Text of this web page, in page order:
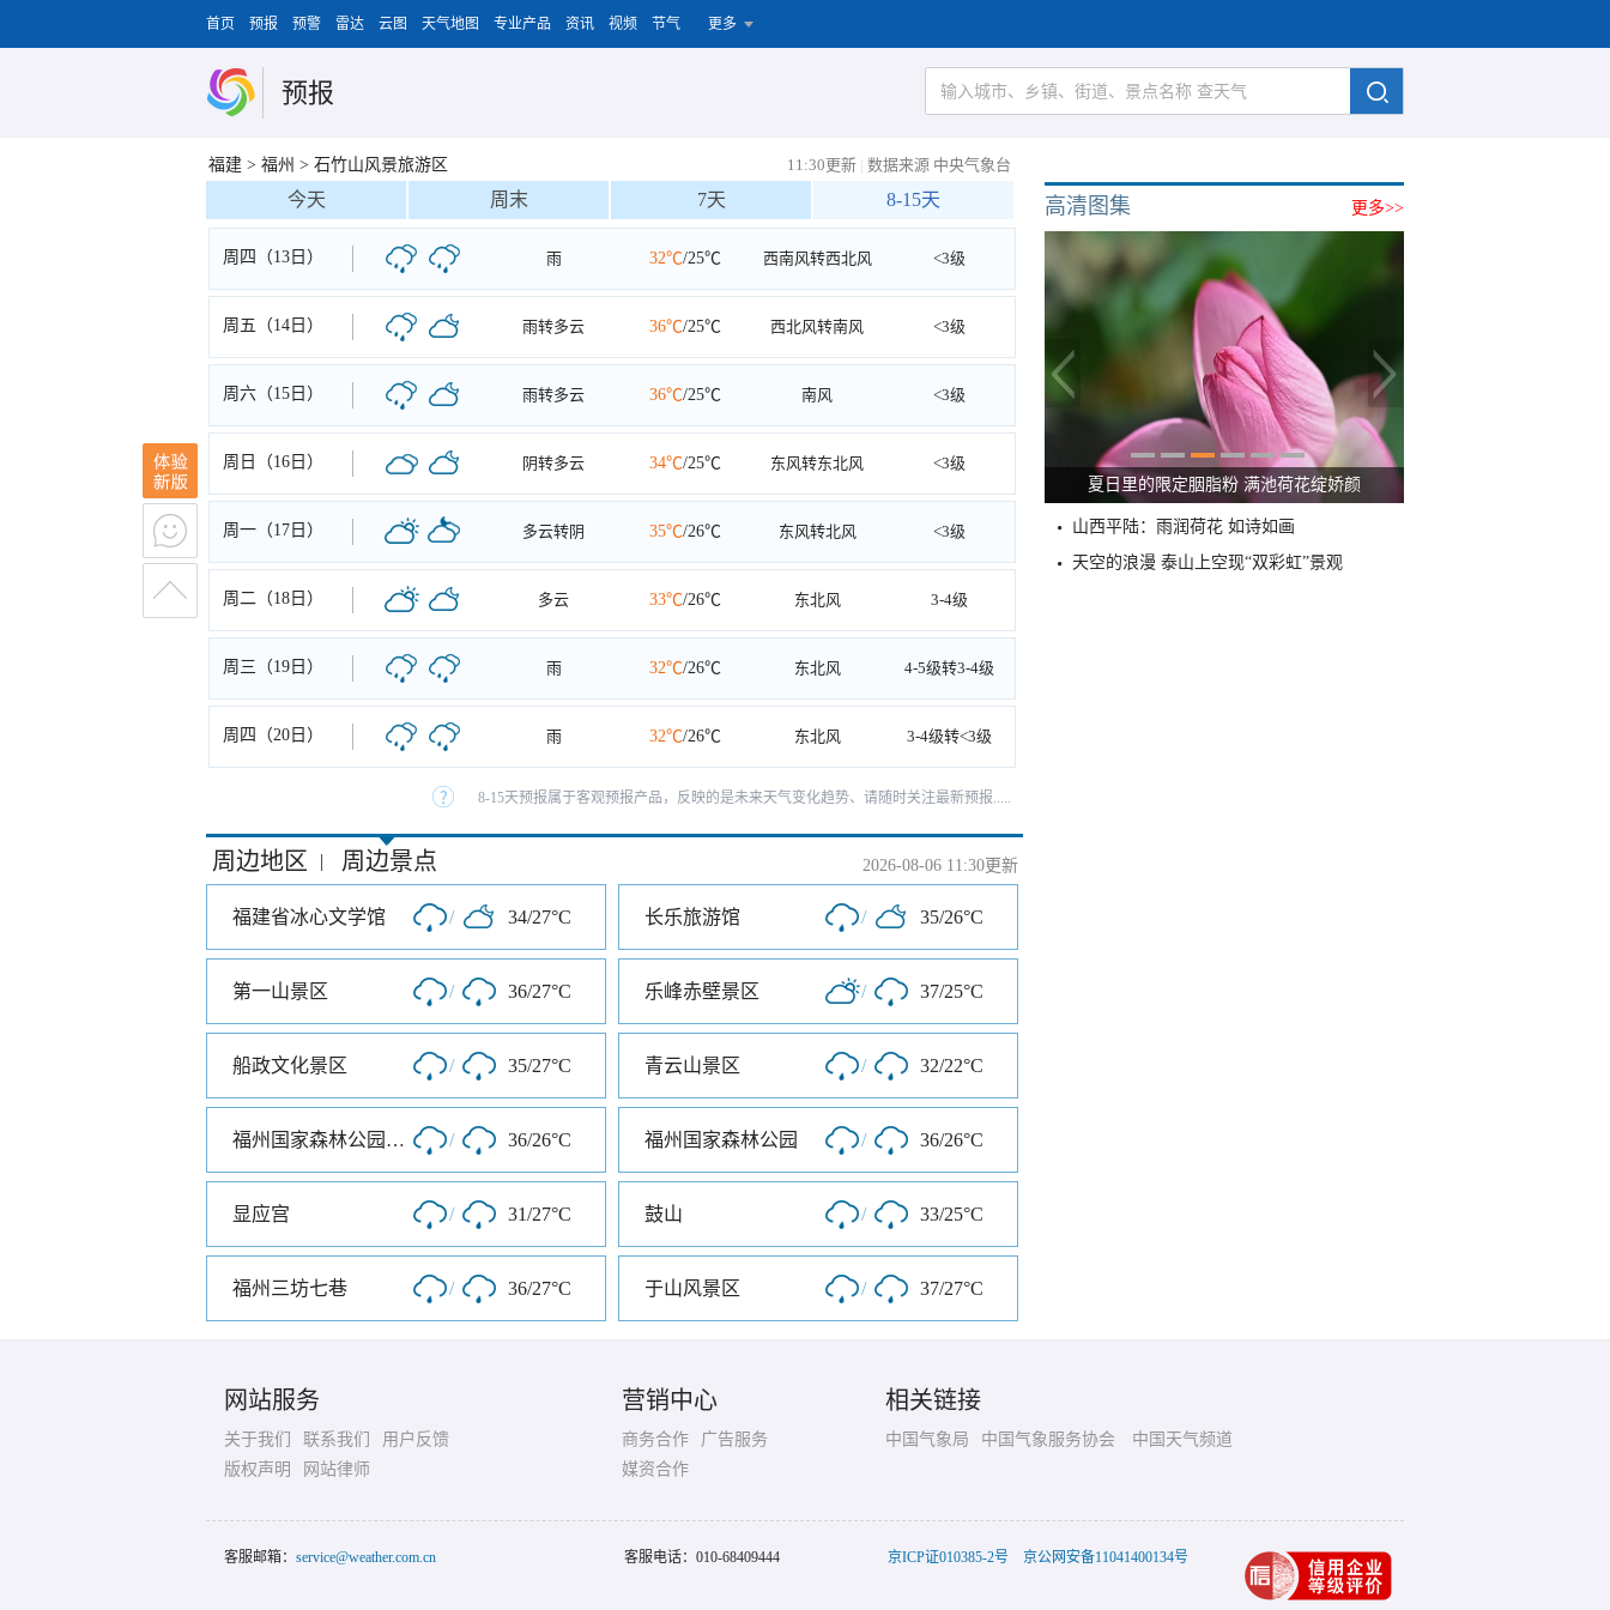
首页 预报 预警 雷达 云图 天气地图 专业产品 资讯 视频 节气 更多
预报
福建 > 福州 > 石竹山风景旅游区 11:30更新 | 数据来源 中央气象台
今天 周末 7天 8-15天
周四（13日） 雨 32℃/25℃ 西南风转西北风 <3级
周五（14日） 雨转多云 36℃/25℃ 西北风转南风 <3级
周六（15日） 雨转多云 36℃/25℃ 南风 <3级
周日（16日） 阴转多云 34℃/25℃ 东风转东北风 <3级
周一（17日） 多云转阴 35℃/26℃ 东风转北风 <3级
周二（18日） 多云 33℃/26℃ 东北风 3-4级
周三（19日） 雨 32℃/26℃ 东北风 4-5级转3-4级
周四（20日） 雨 32℃/26℃ 东北风 3-4级转<3级
8-15天预报属于客观预报产品，反映的是未来天气变化趋势、请随时关注最新预报.....
周边地区 | 周边景点 2026-08-06 11:30更新
福建省冰心文学馆 / 34/27°C 长乐旅游馆 / 35/26°C
第一山景区 / 36/27°C 乐峰赤壁景区 / 37/25°C
船政文化景区 / 35/27°C 青云山景区 / 32/22°C
福州国家森林公园南门 / 36/26°C 福州国家森林公园 / 36/26°C
显应宫 / 31/27°C 鼓山 / 33/25°C
福州三坊七巷 / 36/27°C 于山风景区 / 37/27°C
更多>>
高清图集
金色花海上线 青海门源油菜花大面积开放
山西平陆：雨润荷花 如诗如画
天空的浪漫 泰山上空现“双彩虹”景观
网站服务
关于我们 联系我们
用户反馈
版权声明
网站律师
营销中心
商务合作
广告服务
媒资合作
相关链接
中国气象局 中国气象服务协会 中国天气频道
客服邮箱： service@weather.com.cn 客服电话： 010-68409444 京ICP证010385-2号 京公网安备11041400134号